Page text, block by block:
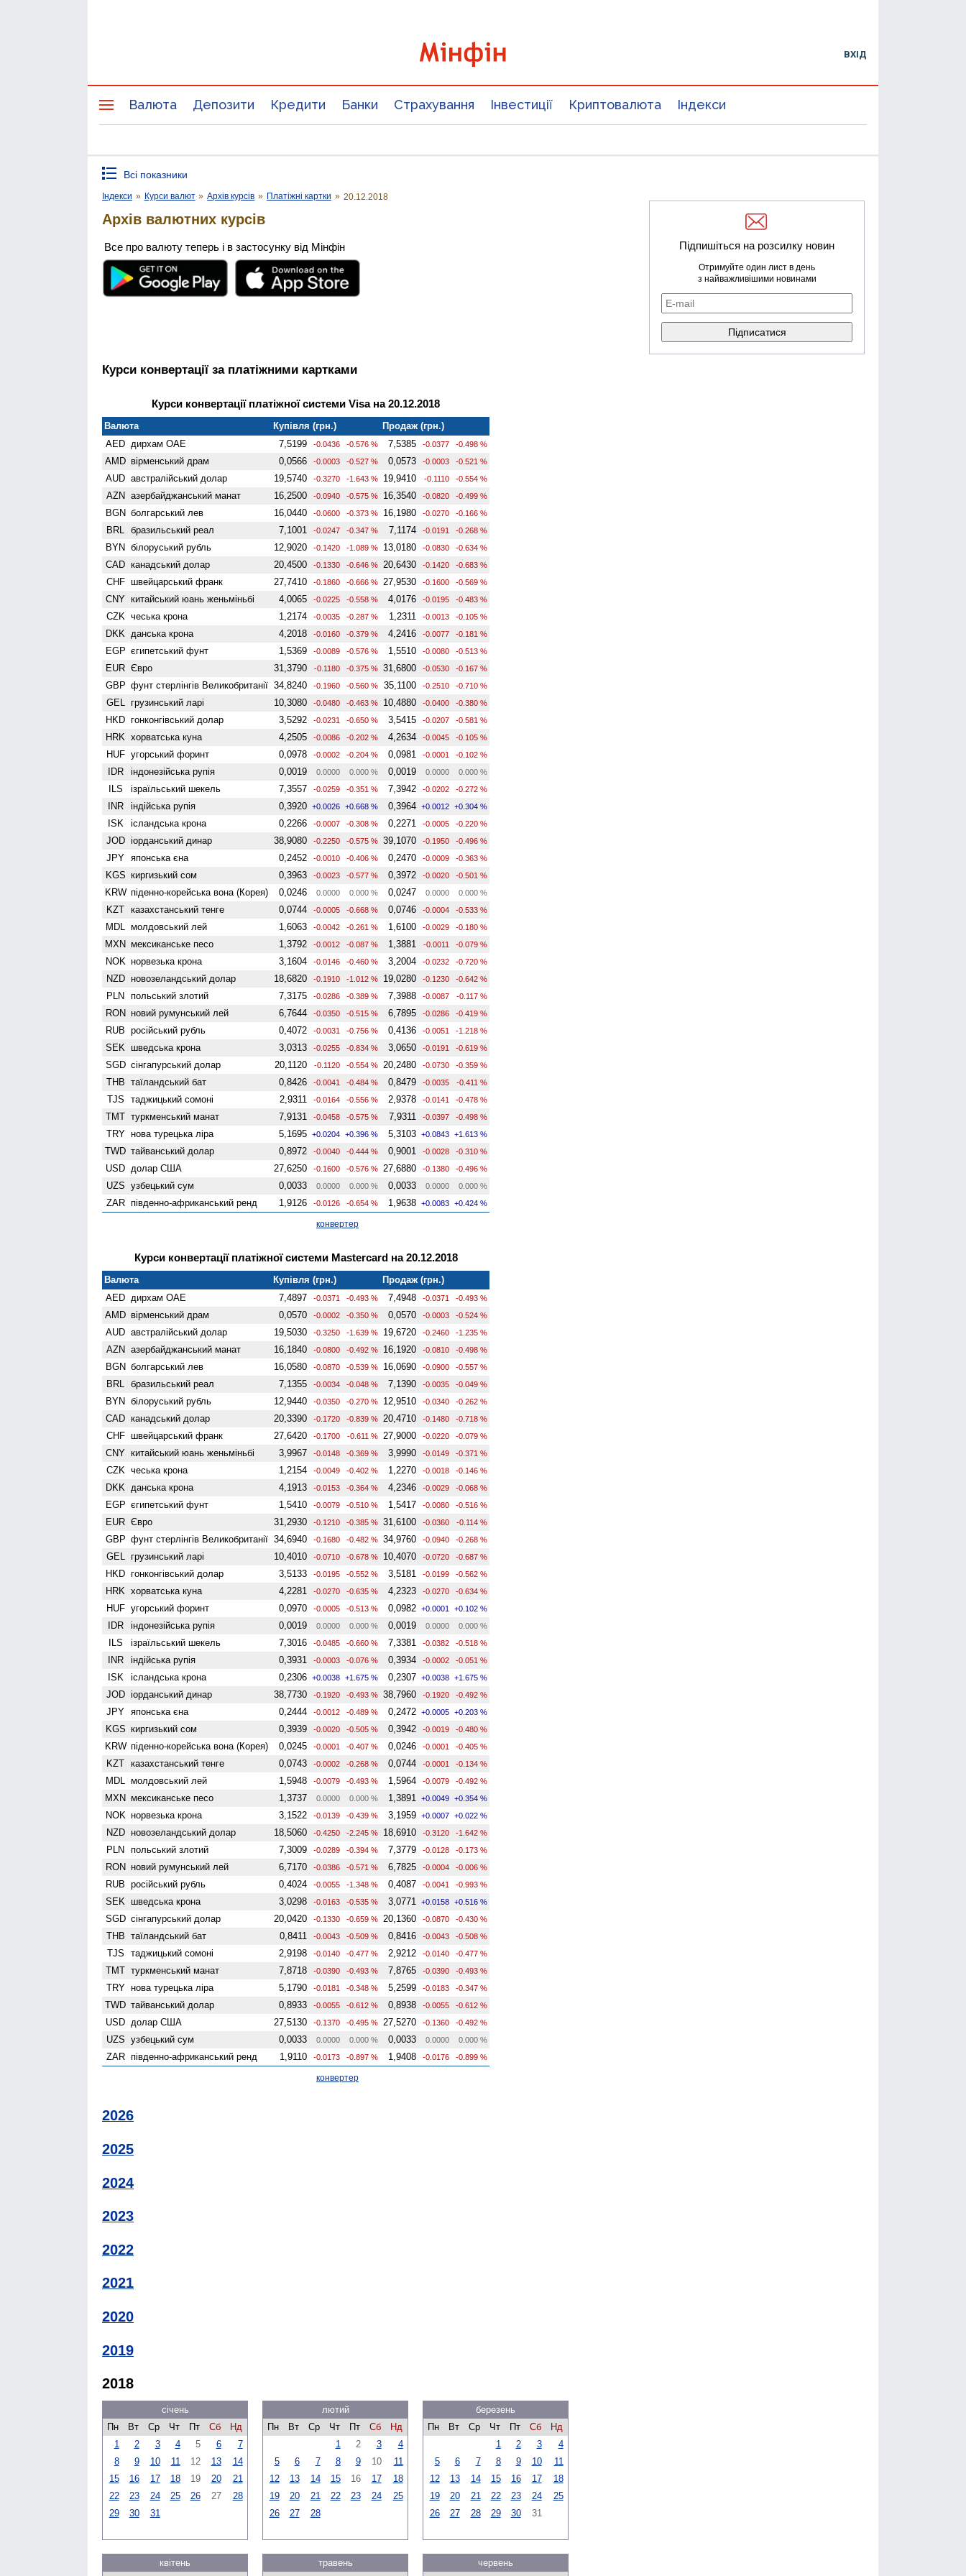
ВХІД
Валюта Депозити Кредити Банки Страхування Інвестиції Криптовалюта Індекси
Всі показники
Індекси » Курси валют » Архів курсів » Платіжні картки » 20.12.2018
Архів валютних курсів
Все про валюту теперь і в застосунку від Мінфін
Курси конвертації за платіжними картками
Курси конвертації платіжної системи Visa на 20.12.2018
Валюта Купівля (грн.)
Продаж (грн.)
AED дирхам ОАЕ 7,5199 -0.0436 -0.576 % 7,5385 -0.0377 -0.498 %
AMD вiрменський драм 0,0566 -0.0003 -0.527 % 0,0573 -0.0003 -0.521 %
AUD австралійський долар 19,5740 -0.3270 -1.643 % 19,9410 -0.1110 -0.554 %
AZN азербайджанський манат 16,2500 -0.0940 -0.575 % 16,3540 -0.0820 -0.499 %
BGN болгарський лев 16,0440 -0.0600 -0.373 % 16,1980 -0.0270 -0.166 %
BRL бразильський реал 7,1001 -0.0247 -0.347 % 7,1174 -0.0191 -0.268 %
BYN білоруський рубль 12,9020 -0.1420 -1.089 % 13,0180 -0.0830 -0.634 %
CAD канадський долар 20,4500 -0.1330 -0.646 % 20,6430 -0.1420 -0.683 %
CHF швейцарський франк 27,7410 -0.1860 -0.666 % 27,9530 -0.1600 -0.569 %
CNY китайський юань женьмiньбi 4,0065 -0.0225 -0.558 % 4,0176 -0.0195 -0.483 %
CZK чеська крона 1,2174 -0.0035 -0.287 % 1,2311 -0.0013 -0.105 %
DKK данська крона 4,2018 -0.0160 -0.379 % 4,2416 -0.0077 -0.181 %
EGP єгипетський фунт 1,5369 -0.0089 -0.576 % 1,5510 -0.0080 -0.513 %
EUR Євро 31,3790 -0.1180 -0.375 % 31,6800 -0.0530 -0.167 %
GBP фунт стерлінгів Велико­британії 34,8240 -0.1960 -0.560 % 35,1100 -0.2510 -0.710 %
GEL грузинський ларі 10,3080 -0.0480 -0.463 % 10,4880 -0.0400 -0.380 %
HKD гонконгівський долар 3,5292 -0.0231 -0.650 % 3,5415 -0.0207 -0.581 %
HRK хорватська куна 4,2505 -0.0086 -0.202 % 4,2634 -0.0045 -0.105 %
HUF угорський форинт 0,0978 -0.0002 -0.204 % 0,0981 -0.0001 -0.102 %
IDR індонезійська рупія 0,0019 0.0000 0.000 % 0,0019 0.0000 0.000 %
ILS ізраїльський шекель 7,3557 -0.0259 -0.351 % 7,3942 -0.0202 -0.272 %
INR індійська рупія 0,3920 +0.0026 +0.668 % 0,3964 +0.0012 +0.304 %
ISK ісландська крона 0,2266 -0.0007 -0.308 % 0,2271 -0.0005 -0.220 %
JOD іорданський динар 38,9080 -0.2250 -0.575 % 39,1070 -0.1950 -0.496 %
JPY японська єна 0,2452 -0.0010 -0.406 % 0,2470 -0.0009 -0.363 %
KGS киргизький сом 0,3963 -0.0023 -0.577 % 0,3972 -0.0020 -0.501 %
KRW піденно-корейська вона (Корея) 0,0246 0.0000 0.000 % 0,0247 0.0000 0.000 %
KZT казахстанський тенге 0,0744 -0.0005 -0.668 % 0,0746 -0.0004 -0.533 %
MDL молдовський лей 1,6063 -0.0042 -0.261 % 1,6100 -0.0029 -0.180 %
MXN мексиканське песо 1,3792 -0.0012 -0.087 % 1,3881 -0.0011 -0.079 %
NOK норвезька крона 3,1604 -0.0146 -0.460 % 3,2004 -0.0232 -0.720 %
NZD ново­зеландський долар 18,6820 -0.1910 -1.012 % 19,0280 -0.1230 -0.642 %
PLN польський злотий 7,3175 -0.0286 -0.389 % 7,3988 -0.0087 -0.117 %
RON новий румунський лей 6,7644 -0.0350 -0.515 % 6,7895 -0.0286 -0.419 %
RUB російський рубль 0,4072 -0.0031 -0.756 % 0,4136 -0.0051 -1.218 %
SEK шведська крона 3,0313 -0.0255 -0.834 % 3,0650 -0.0191 -0.619 %
SGD сінгапурський долар 20,1120 -0.1120 -0.554 % 20,2480 -0.0730 -0.359 %
THB таїландський бат 0,8426 -0.0041 -0.484 % 0,8479 -0.0035 -0.411 %
TJS таджицький сомоні 2,9311 -0.0164 -0.556 % 2,9378 -0.0141 -0.478 %
TMT туркменський манат 7,9131 -0.0458 -0.575 % 7,9311 -0.0397 -0.498 %
TRY нова турецька ліра 5,1695 +0.0204 +0.396 % 5,3103 +0.0843 +1.613 %
TWD тайванський долар 0,8972 -0.0040 -0.444 % 0,9001 -0.0028 -0.310 %
USD долар США 27,6250 -0.1600 -0.576 % 27,6880 -0.1380 -0.496 %
UZS узбецький сум 0,0033 0.0000 0.000 % 0,0033 0.0000 0.000 %
ZAR південно-африканський ренд 1,9126 -0.0126 -0.654 % 1,9638 +0.0083 +0.424 %
конвертер
Курси конвертації платіжної системи Mastercard на 20.12.2018
Валюта Купівля (грн.)
Продаж (грн.)
AED дирхам ОАЕ 7,4897 -0.0371 -0.493 % 7,4948 -0.0371 -0.493 %
AMD вiрменський драм 0,0570 -0.0002 -0.350 % 0,0570 -0.0003 -0.524 %
AUD австралійський долар 19,5030 -0.3250 -1.639 % 19,6720 -0.2460 -1.235 %
AZN азербайджанський манат 16,1840 -0.0800 -0.492 % 16,1920 -0.0810 -0.498 %
BGN болгарський лев 16,0580 -0.0870 -0.539 % 16,0690 -0.0900 -0.557 %
BRL бразильський реал 7,1355 -0.0034 -0.048 % 7,1390 -0.0035 -0.049 %
BYN білоруський рубль 12,9440 -0.0350 -0.270 % 12,9510 -0.0340 -0.262 %
CAD канадський долар 20,3390 -0.1720 -0.839 % 20,4710 -0.1480 -0.718 %
CHF швейцарський франк 27,6420 -0.1700 -0.611 % 27,9000 -0.0220 -0.079 %
CNY китайський юань женьмiньбi 3,9967 -0.0148 -0.369 % 3,9990 -0.0149 -0.371 %
CZK чеська крона 1,2154 -0.0049 -0.402 % 1,2270 -0.0018 -0.146 %
DKK данська крона 4,1913 -0.0153 -0.364 % 4,2346 -0.0029 -0.068 %
EGP єгипетський фунт 1,5410 -0.0079 -0.510 % 1,5417 -0.0080 -0.516 %
EUR Євро 31,2930 -0.1210 -0.385 % 31,6100 -0.0360 -0.114 %
GBP фунт стерлінгів Велико­британії 34,6940 -0.1680 -0.482 % 34,9760 -0.0940 -0.268 %
GEL грузинський ларі 10,4010 -0.0710 -0.678 % 10,4070 -0.0720 -0.687 %
HKD гонконгівський долар 3,5133 -0.0195 -0.552 % 3,5181 -0.0199 -0.562 %
HRK хорватська куна 4,2281 -0.0270 -0.635 % 4,2323 -0.0270 -0.634 %
HUF угорський форинт 0,0970 -0.0005 -0.513 % 0,0982 +0.0001 +0.102 %
IDR індонезійська рупія 0,0019 0.0000 0.000 % 0,0019 0.0000 0.000 %
ILS ізраїльський шекель 7,3016 -0.0485 -0.660 % 7,3381 -0.0382 -0.518 %
INR індійська рупія 0,3931 -0.0003 -0.076 % 0,3934 -0.0002 -0.051 %
ISK ісландська крона 0,2306 +0.0038 +1.675 % 0,2307 +0.0038 +1.675 %
JOD іорданський динар 38,7730 -0.1920 -0.493 % 38,7960 -0.1920 -0.492 %
JPY японська єна 0,2444 -0.0012 -0.489 % 0,2472 +0.0005 +0.203 %
KGS киргизький сом 0,3939 -0.0020 -0.505 % 0,3942 -0.0019 -0.480 %
KRW піденно-корейська вона (Корея) 0,0245 -0.0001 -0.407 % 0,0246 -0.0001 -0.405 %
KZT казахстанський тенге 0,0743 -0.0002 -0.268 % 0,0744 -0.0001 -0.134 %
MDL молдовський лей 1,5948 -0.0079 -0.493 % 1,5964 -0.0079 -0.492 %
MXN мексиканське песо 1,3737 0.0000 0.000 % 1,3891 +0.0049 +0.354 %
NOK норвезька крона 3,1522 -0.0139 -0.439 % 3,1959 +0.0007 +0.022 %
NZD ново­зеландський долар 18,5060 -0.4250 -2.245 % 18,6910 -0.3120 -1.642 %
PLN польський злотий 7,3009 -0.0289 -0.394 % 7,3779 -0.0128 -0.173 %
RON новий румунський лей 6,7170 -0.0386 -0.571 % 6,7825 -0.0004 -0.006 %
RUB російський рубль 0,4024 -0.0055 -1.348 % 0,4087 -0.0041 -0.993 %
SEK шведська крона 3,0298 -0.0163 -0.535 % 3,0771 +0.0158 +0.516 %
SGD сінгапурський долар 20,0420 -0.1330 -0.659 % 20,1360 -0.0870 -0.430 %
THB таїландський бат 0,8411 -0.0043 -0.509 % 0,8416 -0.0043 -0.508 %
TJS таджицький сомоні 2,9198 -0.0140 -0.477 % 2,9212 -0.0140 -0.477 %
TMT туркменський манат 7,8718 -0.0390 -0.493 % 7,8765 -0.0390 -0.493 %
TRY нова турецька ліра 5,1790 -0.0181 -0.348 % 5,2599 -0.0183 -0.347 %
TWD тайванський долар 0,8933 -0.0055 -0.612 % 0,8938 -0.0055 -0.612 %
USD долар США 27,5130 -0.1370 -0.495 % 27,5270 -0.1360 -0.492 %
UZS узбецький сум 0,0033 0.0000 0.000 % 0,0033 0.0000 0.000 %
ZAR південно-африканський ренд 1,9110 -0.0173 -0.897 % 1,9408 -0.0176 -0.899 %
конвертер
2026
2025
2024
2023
2022
2021
2020
2019
2018
січень
Пн
Вт Ср Чт Пт Сб
Нд
1
2 3 4 5 6
7
8
9 10 11 12 13
14
15
16 17 18 19 20
21
22
23 24 25 26 27
28
29
30 31
лютий
Пн
Вт Ср Чт Пт Сб
Нд
1
2 3
4
5
6 7 8 9 10
11
12
13 14 15 16 17
18
19
20 21 22 23 24
25
26
27 28
березень
Пн
Вт Ср Чт Пт Сб
Нд
1
2 3
4
5
6 7 8 9 10
11
12
13 14 15 16 17
18
19
20 21 22 23 24
25
26
27 28 29 30 31
квітень
травень
червень
Підпишіться на розсилку новин
Отримуйте один лист в день
з найважливішими новинами